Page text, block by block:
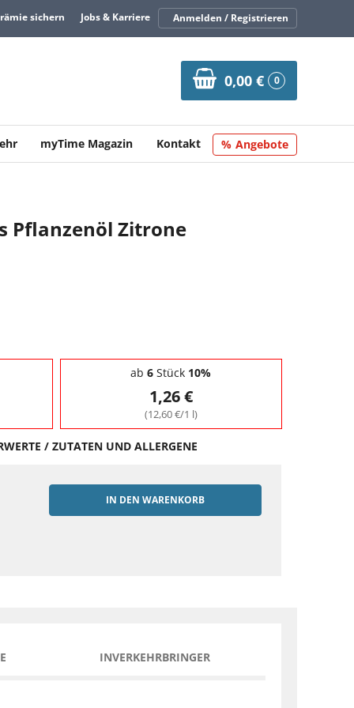
sichern Jobs & Karriere Anmelden / Registrieren
0,00 € 0
myTime Magazin Kontakt Angebote
Pflanzenöl Zitrone
ab 6 Stück 10%
1,26 €
(12,60 €/1 l)
/ ZUTATEN UND ALLERGENE
IN DEN WARENKORB
INVERKEHRBRINGER